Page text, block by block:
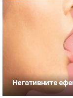
Негативните